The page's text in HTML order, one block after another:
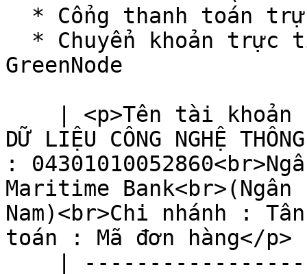
GreenNode
DỮ LIỆU CÔNG NGHỆ
:
Maritime Bank<br>(Ngân
Nam)<br>Chi nhánh :
toán : Mã đơn hàng</